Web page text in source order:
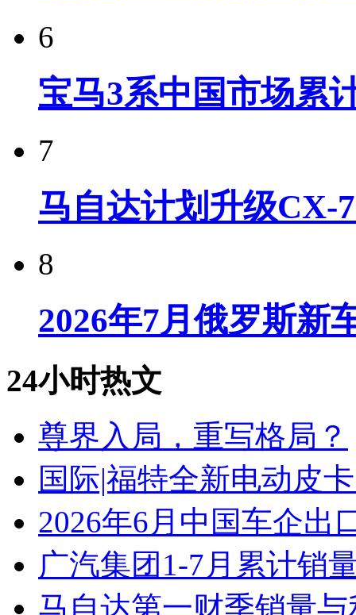
6
宝马3系中国市场累
7
马自达计划升级CX-
8
2026年7月俄罗斯新
24小时热文
尊界入局，重写格局？
国际|福特全新电动皮
2026年6月中国车企出
广汽集团1-7月累计销
马自达第一财季销量